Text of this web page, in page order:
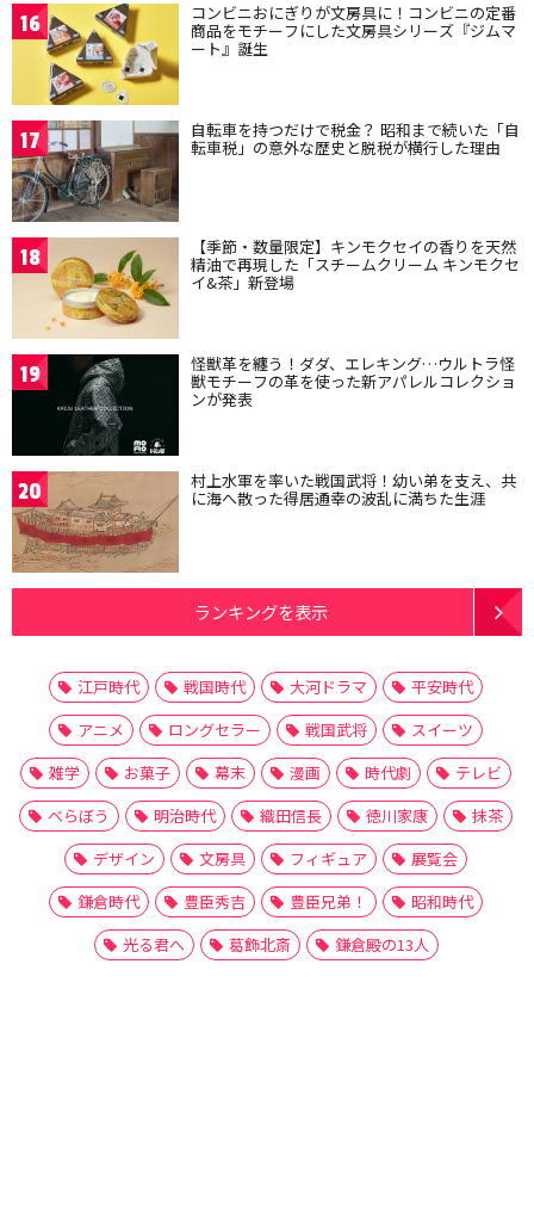
16 コンビニおにぎりが文房具に！コンビニの定番
商品をモチーフにした文房具シリーズ『ジムマ
ート』誕生
17 自転車を持つだけで税金？ 昭和まで続いた「自
転車税」の意外な歴史と脱税が横行した理由
18 【季節・数量限定】キンモクセイの香りを天然
精油で再現した「スチームクリーム キンモクセ
イ&茶」新登場
19 怪獣革を纏う！ダダ、エレキング…ウルトラ怪
獣モチーフの革を使った新アパレルコレクショ
ンが発表
20 村上水軍を率いた戦国武将！幼い弟を支え、共
に海へ散った得居通幸の波乱に満ちた生涯
ランキングを表示
江戸時代 戦国時代 大河ドラマ
平安時代
アニメ
ロングセラー 戦国武将
スイーツ
雑学
お菓子 幕末 漫画 時代劇
テレビ
べらぼう
明治時代 織田信長 徳川家康
抹茶
デザイン
文房具 フィギュア
展覧会
鎌倉時代
豊臣秀吉 豊臣兄弟！
昭和時代
光る君へ
葛飾北斎 鎌倉殿の13人